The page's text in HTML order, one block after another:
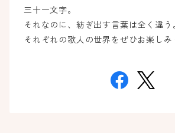
三十一文字。
それなのに、紡ぎ出す言葉は全く違う
それぞれの歌人の世界をぜひお楽しみ